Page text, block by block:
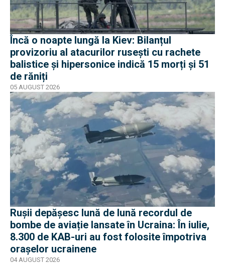
Încă o noapte lungă la Kiev: Bilanțul
provizoriu al atacurilor rusești cu rachete
balistice și hipersonice indică 15 morți și 51
de răniți
05 AUGUST 2026
Rușii depășesc lună de lună recordul de
bombe de aviație lansate în Ucraina: În iulie,
8.300 de KAB-uri au fost folosite împotriva
orașelor ucrainene
04 AUGUST 2026